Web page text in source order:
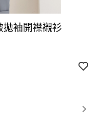
拋袖開襟襯衫